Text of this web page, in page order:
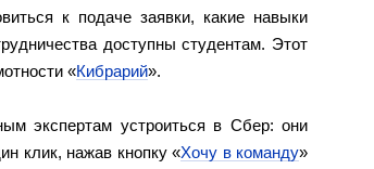
к подаче заявки, какие навыки
доступны студентам. Этот
«Кибрарий».
экспертам устроиться в Сбер: они
клик, нажав кнопку «Хочу в команду»